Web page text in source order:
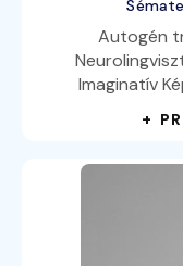
Autogén
Imaginatív
+